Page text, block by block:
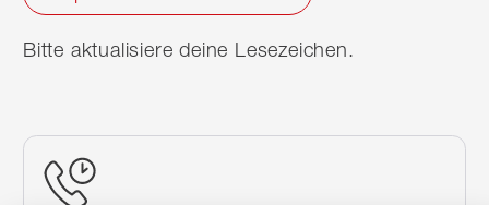
Bitte aktualisiere deine Lesezeichen.